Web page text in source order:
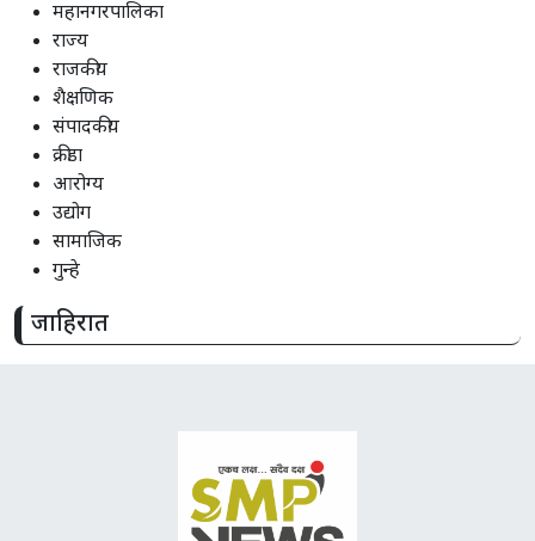
महानगरपालिका
राज्य
राजकीय
शैक्षणिक
संपादकीय
क्रीडा
आरोग्य
उद्योग
सामाजिक
गुन्हे
जाहिरात